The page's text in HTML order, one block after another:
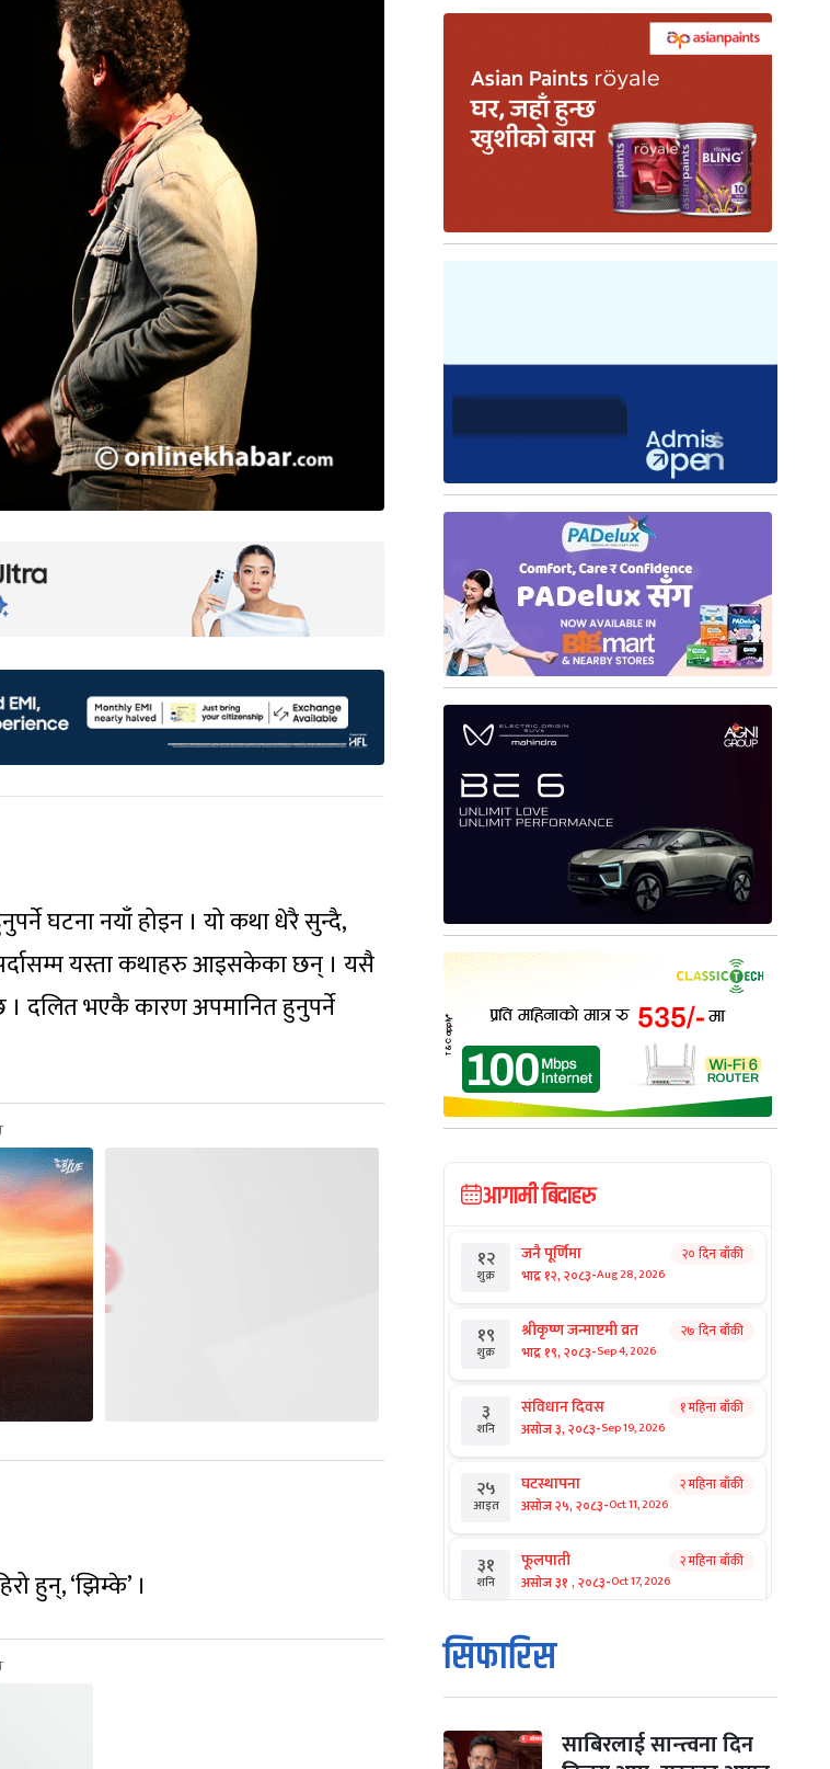
घटना नयाँ होइन । यो कथा धेरै सुन्दै,
यस्ता कथाहरु आइसकेका छन् । यसै
दलित भएकै कारण अपमानित हुनुपर्ने
हुन्, ‘झिम्के’ ।
आगामी बिदाहरु
१२
शुक्र
जनै पूर्णिमा
भाद्र १२, २०८३-Aug 28, 2026
२० दिन बाँकी
१९
शुक्र
श्रीकृष्ण जन्माष्टमी व्रत
भाद्र १९, २०८३-Sep 4, 2026
२७ दिन बाँकी
३
शनि
संविधान दिवस
असोज ३, २०८३-Sep 19, 2026
१ महिना बाँकी
२५
आइत
घटस्थापना
असोज २५, २०८३-Oct 11, 2026
२ महिना बाँकी
३१
शनि
फूलपाती
असोज ३१ , २०८३-Oct 17, 2026
२ महिना बाँकी
१
आइत
कार्तिक सङ्क्रान्ति
कार्तिक १, २०८३
मंगल कार्तिक ३, २०८३-Oct 20, 2026
सिफारिस
साबिरलाई सान्त्वना दिन